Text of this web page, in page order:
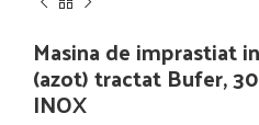
Masina de imprastiat
(azot) tractat Bufer,
INOX